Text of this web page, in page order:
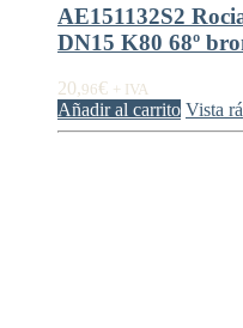
AE151132S2
DN15 K80 68º
20,96€ + IVA
Añadir al carrito Vista